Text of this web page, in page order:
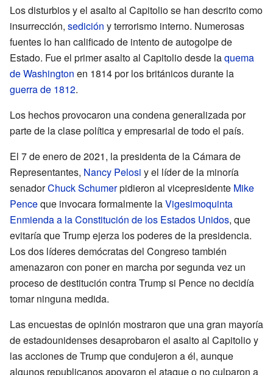
Los disturbios y el asalto al Capitolio se han descrito como
insurrección, sedición y terrorismo interno. Numerosas
fuentes lo han calificado de intento de autogolpe de
Estado. Fue el primer asalto al Capitolio desde laquema
de Washington en 1814 por los británicos durante la
guerra de 1812.
Los hechos provocaron una condena generalizada por
parte de la clase política y empresarial de todo el país.
El 7 de enero de 2021, la presidenta de la Cámara de
Representantes, Nancy Pelosi y el líder de la minoría
senadorChuck Schumerpidieron al vicepresidente Mike
Penceque invocara formalmente laVigesimoquinta
Enmienda a la Constitución de los Estados Unidos, que
evitaría que Trump ejerza los poderes de la presidencia.
Los dos líderes demócratas del Congreso también
amenazaron con poner en marcha por segunda vez un
proceso de destitución contra Trump si Pence no decidía
tomar ninguna medida.
Las encuestas de opinión mostraron que una gran mayoría
de estadounidenses desaprobaron el asalto al Capitolio y
las acciones de Trump que condujeron a él, aunque
algunos republicanos apoyaron el ataque o no culparon a